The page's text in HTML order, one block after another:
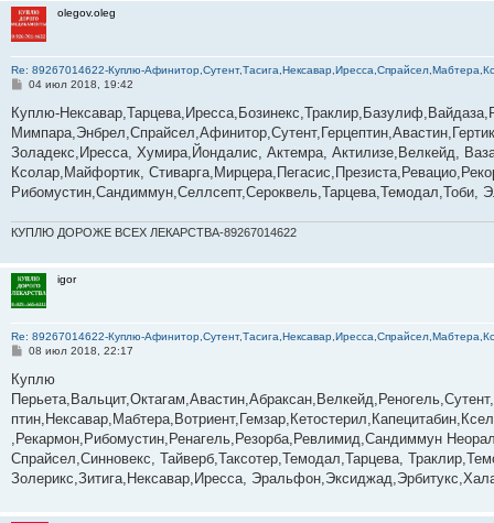
olegov.oleg
Re: 89267014622-­­­­­­­­­­­Куплю-
С
о
б
щ
е
и
е
04 июл 2018, 19:42
Куплю-
Золадекс,Иресса, Хумира,Йондалис, Актемра, Актилизе,Велкейд,
Ксолар,Майфортик,
Рибомустин,Сандиммун,Селлсепт,Сероквель,Тарцева,Темодал,Тоби,
КУПЛЮ ДОРОЖЕ ВСЕХ ЛЕКАРСТВА-89267014622
igor
Re: 89267014622-­­­­­­­­­­­Куплю-
С
о
б
щ
е
и
е
08 июл 2018, 22:17
Куплю
,Рекармон,Рибомустин,Ренагель,Резорба,Ревлимид,Сандиммун
Спрайсел,Синновекс, Тайверб,Таксотер,Темодал,Тарцева,
Золерикс,Зитига,Нексавар,Иресса,